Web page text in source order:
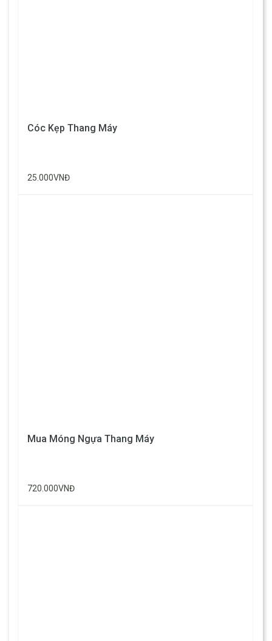
Cóc Kẹp Thang Máy
25.000VNĐ
Mua Móng Ngựa Thang Máy
720.000VNĐ